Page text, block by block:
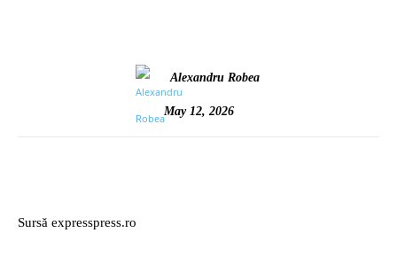
Alexandru Robea
May 12, 2026
Sursă expresspress.ro